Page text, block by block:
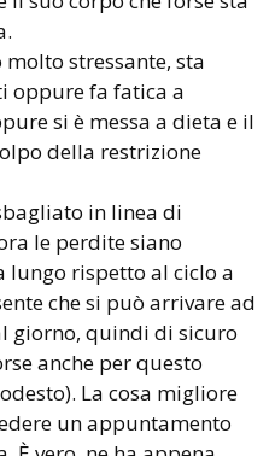
stressante, sta
oppure fa fatica a
si è messa a dieta e il
della restrizione
in linea di
le perdite siano
lungo rispetto al ciclo a
che si può arrivare ad
giorno, quindi di sicuro
anche per questo
La cosa migliore
un appuntamento